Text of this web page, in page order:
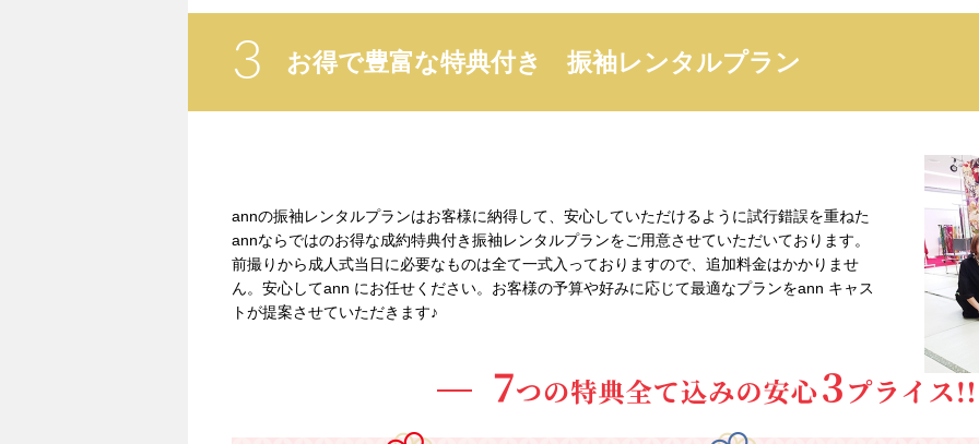
3 お得で豊富な特典付き 振袖レンタルプラン
annの振袖レンタルプランはお客様に納得して、安心していただけるように試行錯誤を重ねた
annならではのお得な成約特典付き振袖レンタルプランをご用意させていただいております。
前撮りから成人式当日に必要なものは全て一式入っておりますので、追加料金はかかりませ
ん。安心してann にお任せください。お客様の予算や好みに応じて最適なプランをann キャス
トが提案させていただきます♪